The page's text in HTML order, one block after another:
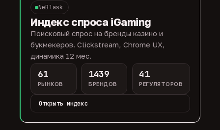
NeBlask
Индекс спроса iGaming
Поисковый спрос на бренды казино и
букмекеров. Clickstream, Chrome UX,
динамика 12 мес.
61
РЫНКОВ
1439
БРЕНДОВ
41
РЕГУЛЯТОРОВ
Открыть индекс